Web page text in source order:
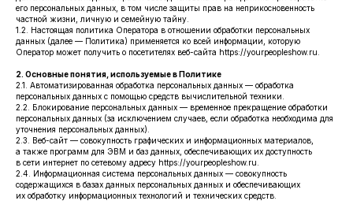
его персональных данных, в том числе защиты прав на неприкосновенность
частной жизни, личную и семейную тайну.
1.2. Настоящая политика Оператора в отношении обработки персональных
данных (далее — Политика) применяется ко всей информации, которую
Оператор может получить о посетителях веб-сайта https://yourpeopleshow.ru.
2. Основные понятия, используемые в Политике
2.1. Автоматизированная обработка персональных данных — обработка
персональных данных с помощью средств вычислительной техники.
2.2. Блокирование персональных данных — временное прекращение обработки
персональных данных (за исключением случаев, если обработка необходима для
уточнения персональных данных).
2.3. Веб-сайт — совокупность графических и информационных материалов,
а также программ для ЭВМ и баз данных, обеспечивающих их доступность
в сети интернет по сетевому адресу https://yourpeopleshow.ru.
2.4. Информационная система персональных данных — совокупность
содержащихся в базах данных персональных данных и обеспечивающих
их обработку информационных технологий и технических средств.